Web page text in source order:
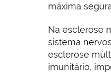
máxima
Na esclerose
sistema
esclerose
imunitário,